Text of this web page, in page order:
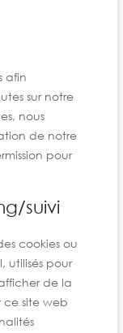
afin
sur notre
nous
de notre
pour
suivi
cookies ou
utilisés pour
de la
ce site web